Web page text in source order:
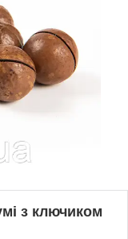
з ключиком